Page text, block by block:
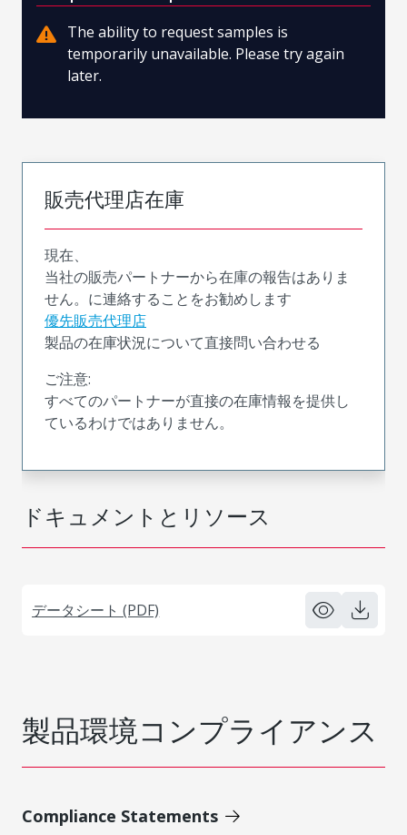
ドキュメントとリソース
データシート (PDF)
The ability to request samples is
temporarily unavailable. Please try again
later.
販売代理店在庫
現在、
当社の販売パートナーから在庫の報告はありま
せん。に連絡することをお勧めします
優先販売代理店
製品の在庫状況について直接問い合わせる
ご注意:
すべてのパートナーが直接の在庫情報を提供し
ているわけではありません。
製品環境コンプライアンス
Compliance Statements